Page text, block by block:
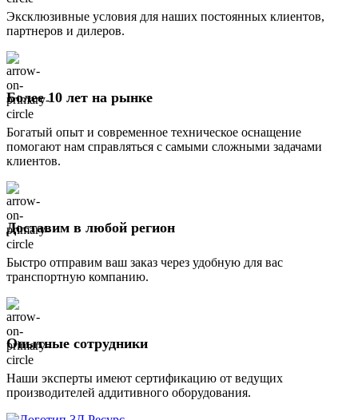
Эксклюзивные условия для наших постоянных клиентов,
партнеров и дилеров.
Более 10 лет на рынке
Богатый опыт и современное техническое оснащение
помогают нам справляться с самыми сложными задачами
клиентов.
Доставим в любой регион
Быстро отправим ваш заказ через удобную для вас
транспортную компанию.
Опытные сотрудники
Наши эксперты имеют сертификацию от ведущих
производителей аддитивного оборудования.